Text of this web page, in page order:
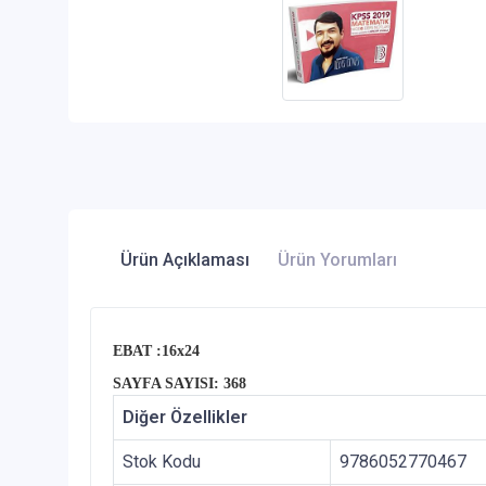
Ürün Açıklaması Ürün Yorumları
EBAT :16x24
SAYFA SAYISI: 368
Diğer Özellikler
Stok Kodu 9786052770467